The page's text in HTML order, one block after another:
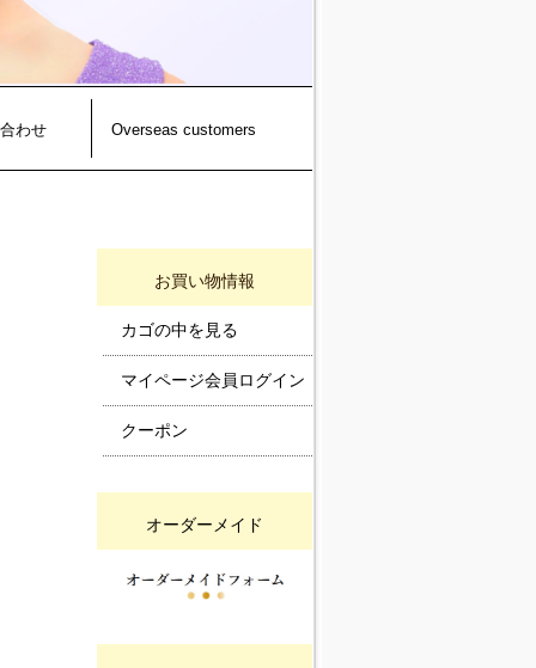
わせ Overseas customers
お買い物情報
カゴの中を見る
マイページ会員ログイン
クーポン
オーダーメイド